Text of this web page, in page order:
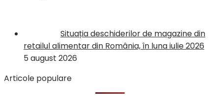
Situația deschiderilor de magazine din
retailul alimentar din România, în luna iulie 2026
5 august 2026
Articole populare